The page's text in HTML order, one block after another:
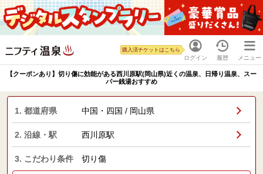
ログイン
購入済チケットはこちら
履歴 メニュー
【クーポンあり】切り傷に効能がある西川原駅(岡山県)近くの温泉、日帰り温泉、スー
パー銭湯おすすめ
1. 都道府県 中国・四国 / 岡山県
2. 沿線・駅 西川原駅
3. こだわり条件 切り傷